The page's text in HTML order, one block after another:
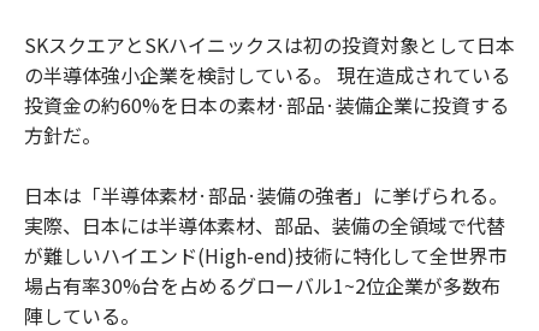
SKスクエアとSKハイニックスは初の投資対象として日本
の半導体強小企業を検討している。 現在造成されている
投資金の約60%を日本の素材·部品·装備企業に投資する
方針だ。
日本は「半導体素材·部品·装備の強者」に挙げられる。
実際、日本には半導体素材、部品、装備の全領域で代替
が難しいハイエンド(High-end)技術に特化して全世界市
場占有率30%台を占めるグローバル1~2位企業が多数布
陣している。